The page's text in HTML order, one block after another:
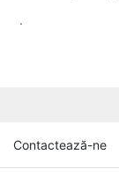
.
Contactează-ne